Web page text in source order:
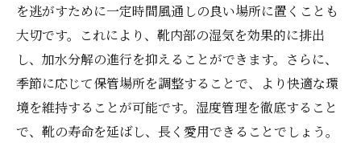
を逃がすために一定時間風通しの良い場所に置くことも
大切です。これにより、靴内部の湿気を効果的に排出
し、加水分解の進行を抑えることができます。さらに、
季節に応じて保管場所を調整することで、より快適な環
境を維持することが可能です。湿度管理を徹底すること
で、靴の寿命を延ばし、長く愛用できることでしょう。